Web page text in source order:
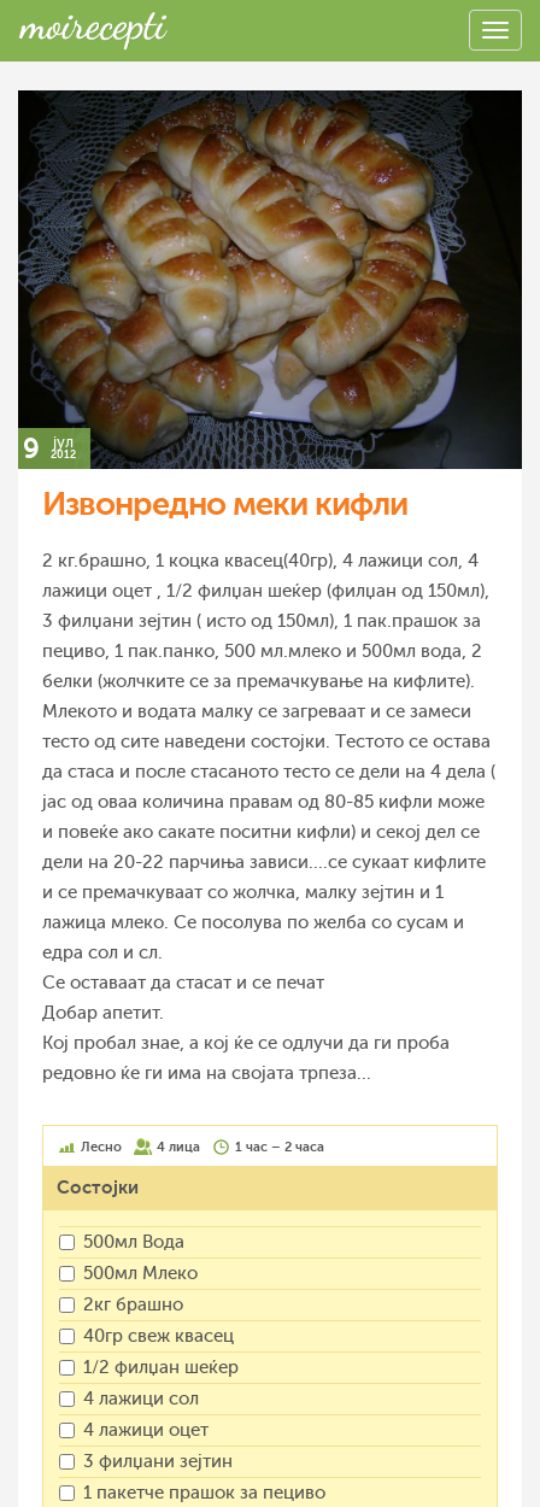
9 јул
2012
Извонредно меки кифли
2 кг.брашно, 1 коцка квасец(40гр), 4 лажици сол, 4
лажици оцет , 1/2 филџан шеќер (филџан од 150мл),
3 филџани зејтин ( исто од 150мл), 1 пак.прашок за
пециво, 1 пак.панко, 500 мл.млеко и 500мл вода, 2
белки (жолчките се за премачкување на кифлите).
Млекото и водата малку се загреваат и се замеси
тесто од сите наведени состојки. Tестотo се оставa
да стаса и после стасаното тесто се дели на 4 дела (
јас од оваа количина правам од 80-85 кифли може
и повеќе ако сакате поситни кифли) и секој дел се
дели на 20-22 парчиња зависи....се сукаат кифлите
и се премачкуваат со жолчка, малку зејтин и 1
лажица млеко. Се посолува по желба со сусам и
едра сол и сл.
Се оставаат да стасат и се печат
Добар апетит.
Кој пробал знае, а кој ќе се одлучи да ги проба
редовно ќе ги има на својата трпеза...
Лесно 4 лица 1 час – 2 часа
Состојки
500мл Вода
500мл Млеко
2кг брашно
40гр свеж квасец
1/2 филџан шеќер
4 лажици сол
4 лажици оцет
3 филџани зејтин
1 пакетче прашок за пециво